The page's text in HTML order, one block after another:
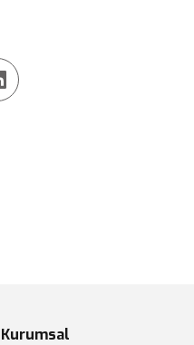
Kurumsal